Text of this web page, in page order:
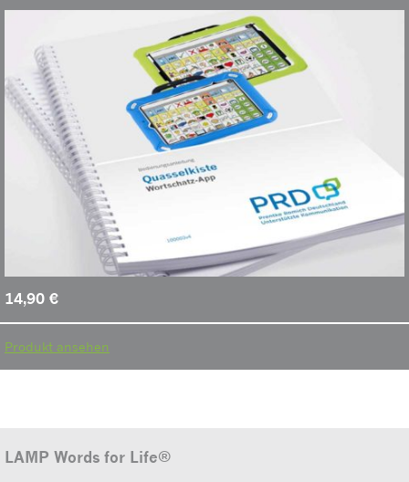
14,90 €
Produkt ansehen
LAMP Words for Life®